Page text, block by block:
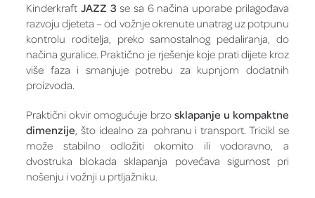
KinderkraftJAZZ 3 se sa 6 načina uporabe prilagođava
razvoju djeteta – od vožnje okrenute unatrag uz potpunu
kontrolu roditelja, preko samostalnog pedaliranja, do
načina guralice. Praktično je rješenje koje prati dijete kroz
više faza i smanjuje potrebu za kupnjom dodatnih
proizvoda.
Praktični okvir omogućuje brzo sklapanje u kompaktne
dimenzije, što idealno za pohranu i transport. Tricikl se
može stabilno odložiti okomito ili vodoravno, a
dvostruka blokada sklapanja povećava sigurnost pri
nošenju i vožnji u prtljažniku.